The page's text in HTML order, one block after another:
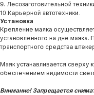
9. Лесозаготовительной
10.Карьерной автотехники.
Установка
Крепление маяка
установленного на дне маяка.
транспортного средства
Маяк устанавливается сверху
обеспечением видимости
Внимание! Запрещается